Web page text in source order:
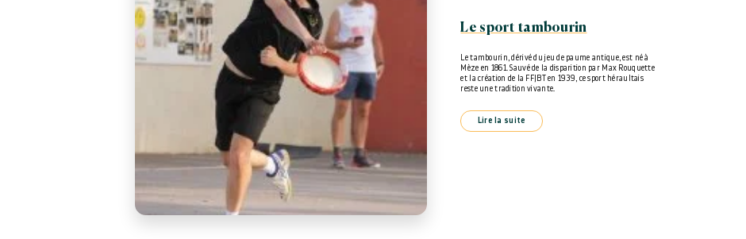
Le sport tambourin
Le tambourin, dérivé du jeu de paume antique, est né à
Mèze en 1861. Sauvé de la disparition par Max Rouquette
et la création de la FFJBT en 1939, ce sport héraultais
reste une tradition vivante.
Lire la suite